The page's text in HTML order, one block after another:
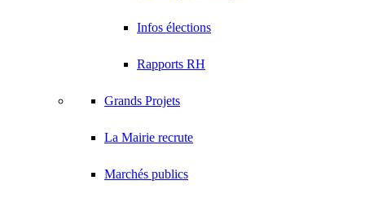
Infos élections
Rapports RH
Grands Projets
La Mairie recrute
Marchés publics